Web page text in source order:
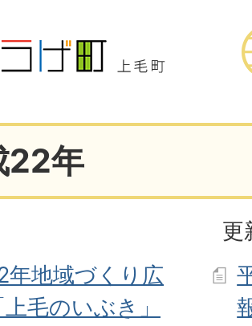
22年
更
年地域づくり広
毛のいぶき」